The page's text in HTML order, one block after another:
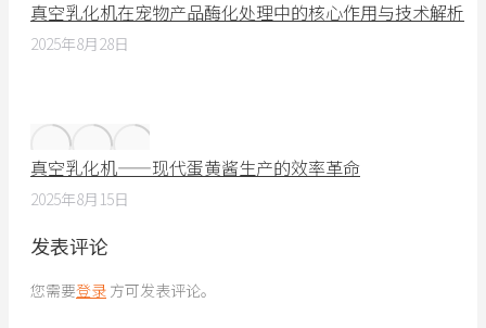
真空乳化机在宠物产品酶化处理中的核心作用与技术解析
2025年8月28日
真空乳化机——现代蛋黄酱生产的效率革命
2025年8月15日
发表评论
您需要登录 方可发表评论。